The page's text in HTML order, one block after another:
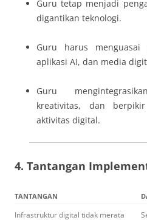
Guru tetap menjadi
digantikan teknologi.
Guru harus menguasai
aplikasi AI, dan media
Guru
kreativitas, dan
aktivitas digital.
4. Tantangan
TANTANGAN
Infrastruktur digital tidak merata